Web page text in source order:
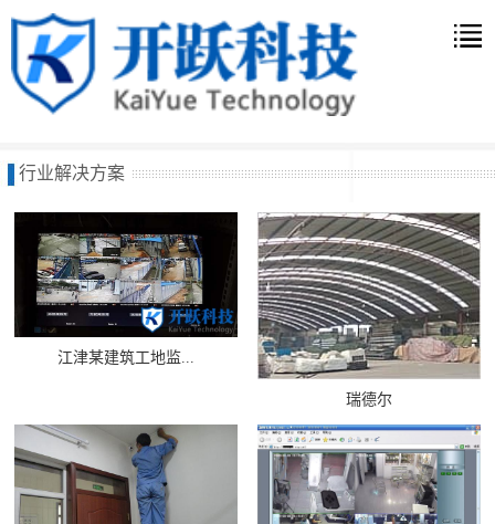
行业解决方案
江津某建筑工地监...
瑞德尔